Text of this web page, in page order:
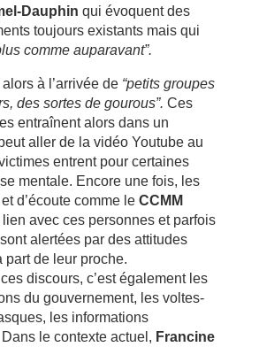
Dauphin qui évoquent des
toujours existants mais qui
comme auparavant”.
à l’arrivée de “petits groupes
des sortes de gourous”. Ces
entraînent alors dans un
aller de la vidéo Youtube au
entrent pour certaines
mentale. Encore une fois, les
d’écoute comme le CCMM
avec ces personnes et parfois
alertées par des attitudes
part de leur proche.
discours, c’est également les
du gouvernement, les voltes-
les informations
le contexte actuel, Francine